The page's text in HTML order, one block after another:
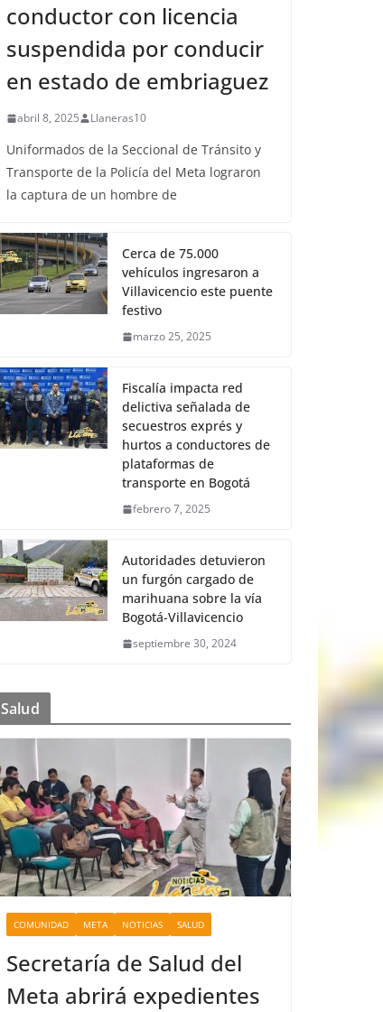
conductor con licencia
suspendida por conducir
en estado de embriaguez
abril 8, 2025 Llaneras10
Uniformados de la Seccional de Tránsito y
Transporte de la Policía del Meta lograron
la captura de un hombre de
Cerca de 75.000
vehículos ingresaron a
Villavicencio este puente
festivo
marzo 25, 2025
Fiscalía impacta red
delictiva señalada de
secuestros exprés y
hurtos a conductores de
plataformas de
transporte en Bogotá
febrero 7, 2025
Autoridades detuvieron
un furgón cargado de
marihuana sobre la vía
Bogotá-Villavicencio
septiembre 30, 2024
Salud
COMUNIDAD META NOTICIAS SALUD
Secretaría de Salud del
Meta abrirá expedientes